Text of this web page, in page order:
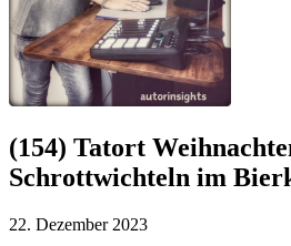
(154) Tatort
Schrottwichteln im
22. Dezember 2023